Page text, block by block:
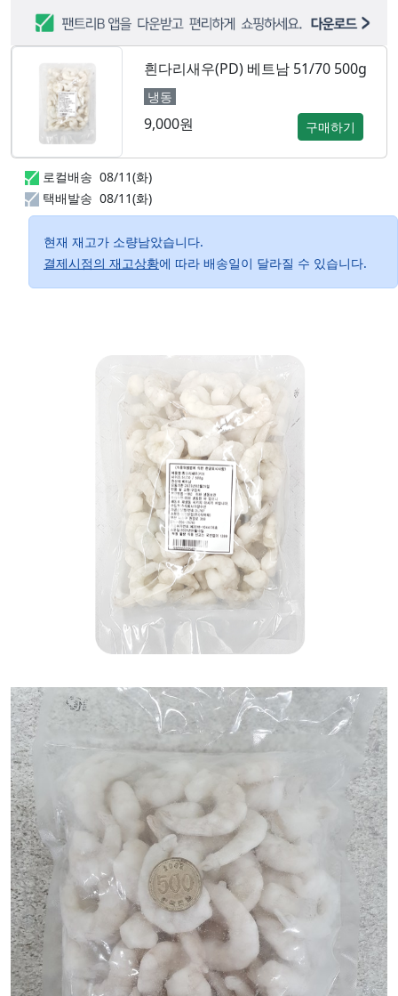
흰다리새우(PD) 베트남 51/70 500g
냉동
9,000원 구매하기
로컬배송 08/11(화)
택배발송 08/11(화)
현재 재고가 소량남았습니다.
결제시점의 재고상황에 따라 배송일이 달라질 수 있습니다.